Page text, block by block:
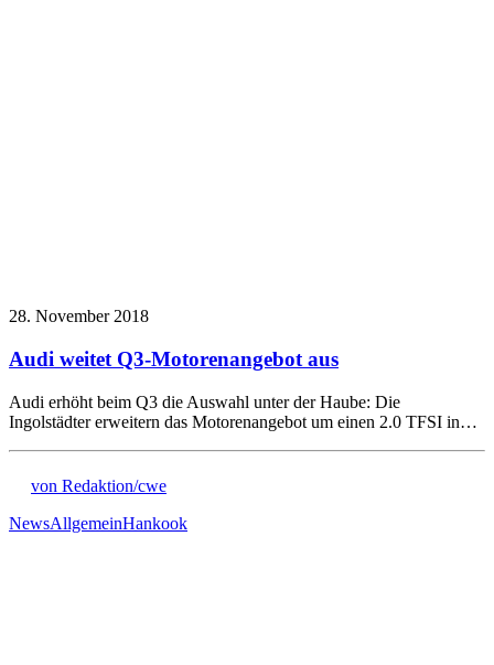
28. November 2018
Audi weitet Q3-Motorenangebot aus
Audi erhöht beim Q3 die Auswahl unter der Haube: Die
Ingolstädter erweitern das Motorenangebot um einen 2.0 TFSI in…
von Redaktion/cwe
NewsAllgemeinHankook